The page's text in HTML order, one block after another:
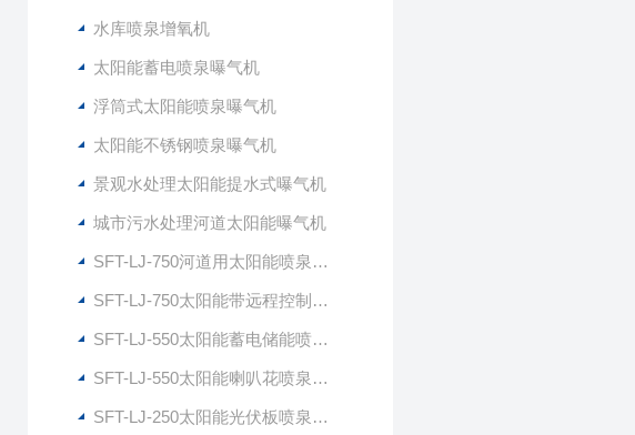
水库喷泉增氧机
太阳能蓄电喷泉曝气机
浮筒式太阳能喷泉曝气机
太阳能不锈钢喷泉曝气机
景观水处理太阳能提水式曝气机
城市污水处理河道太阳能曝气机
SFT-LJ-750河道用太阳能喷泉式曝气机
SFT-LJ-750太阳能带远程控制喷泉曝气机
SFT-LJ-550太阳能蓄电储能喷泉曝气机
SFT-LJ-550太阳能喇叭花喷泉曝气机
SFT-LJ-250太阳能光伏板喷泉曝气机